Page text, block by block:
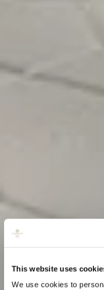
This website uses
We use cookies to